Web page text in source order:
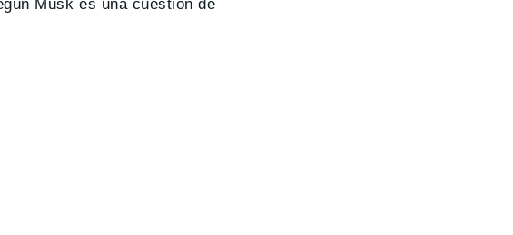
Musk es una cuestión de